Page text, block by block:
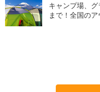
キャンプ場、
まで！全国の